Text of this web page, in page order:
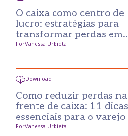
O caixa como centro de
lucro: estratégias para
transformar perdas em
receita no varejo
PorVanessa Urbieta
Download
Como reduzir perdas na
frente de caixa: 11 dicas
essenciais para o varejo
PorVanessa Urbieta